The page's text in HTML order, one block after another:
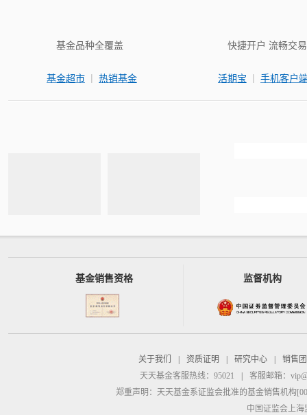
基金品种全覆盖
基金超市 | 热销基金
快捷开户 流畅交易
活期宝 | 手机客户
基金销售资格 监督机构
关于我们 资质证明 研究中心
销售
天天基金客服热线：95021
客服邮箱：
郑重声明： 天天基金系证监会批准的基金销售机构
中国证监会上